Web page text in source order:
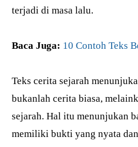
terjadi di masa lalu.
Baca Juga: 10 Contoh Teks
Teks cerita sejarah
bukanlah cerita biasa,
sejarah. Hal itu menunjukan
memiliki bukti yang nyata